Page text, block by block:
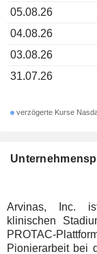
Arvinas, Inc.
klinischen
PROTAC-
Pionierarbeit bei
05.08.26
04.08.26
03.08.26
31.07.26
verzögerte Kurse